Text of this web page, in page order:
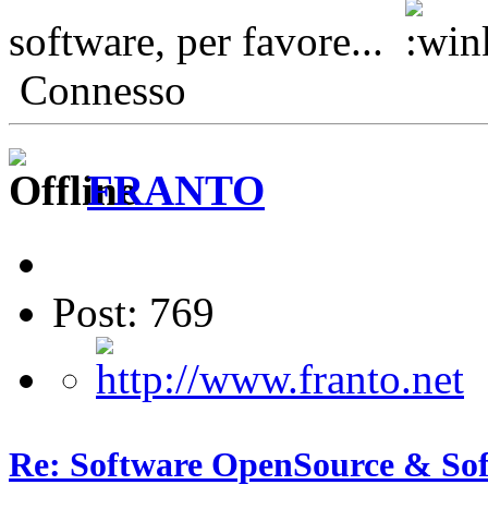
software, per favore...
Connesso
FRANTO
Post: 769
Re: Software OpenSource &